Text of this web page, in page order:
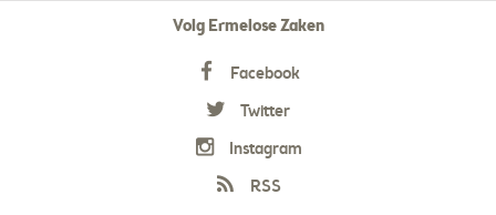
Volg Ermelose Zaken
Facebook
Twitter
Instagram
RSS